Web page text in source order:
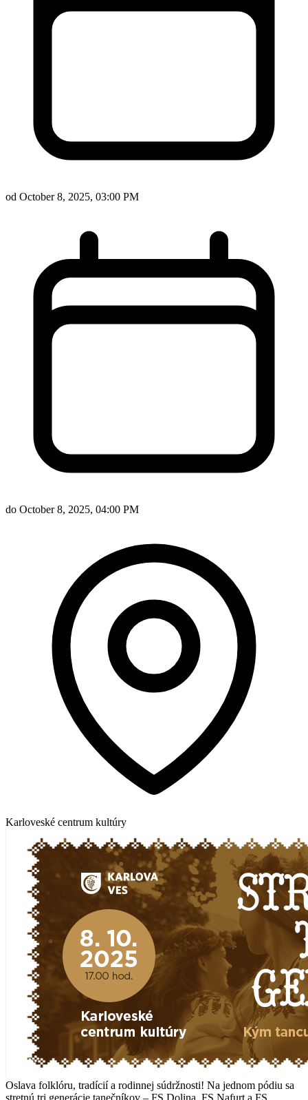
od October 8, 2025, 03:00 PM
do October 8, 2025, 04:00 PM
Karloveské centrum kultúry
Oslava folklóru, tradícií a rodinnej súdržnosti! Na jednom pódiu sa
stretnú tri generácie tanečníkov – FS Dolina, FS Nafurt a FS